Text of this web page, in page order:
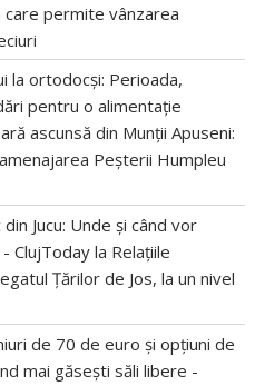
care permite vânzarea
la ortodocși: Perioada,
pentru o alimentație
ascunsă din Munții Apuseni:
Peșterii Humpleu
Jucu: Unde și când vor
ClujToday la Relațiile
Țărilor de Jos, la un nivel
de 70 de euro și opțiuni de
mai găsești săli libere -